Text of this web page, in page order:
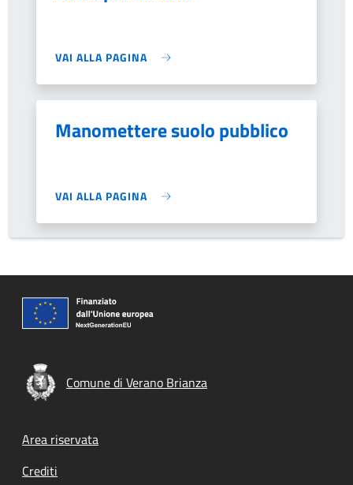
VAI ALLA PAGINA
Manomettere suolo pubblico
VAI ALLA PAGINA
Comune di Verano Brianza
Footer menu
Area riservata
Crediti